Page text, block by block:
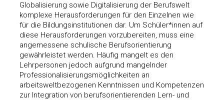
Globalisierung sowie Digitalisierung der Berufswelt
komplexe Herausforderungen für den Einzelnen wie
für die Bildungsinstitutionen dar. Um Schüler*innen auf
diese Herausforderungen vorzubereiten, muss eine
angemessene schulische Berufsorientierung
gewährleistet werden. Häufig mangelt es den
Lehrpersonen jedoch aufgrund mangelnder
Professionalisierungsmöglichkeiten an
arbeitsweltbezogenen Kenntnissen und Kompetenzen
zur Integration von berufsorientierenden Lern- und